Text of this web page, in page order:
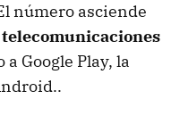
número asciende
Google Play, la